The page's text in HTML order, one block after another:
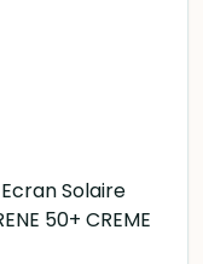
Solaire
50+ CREME